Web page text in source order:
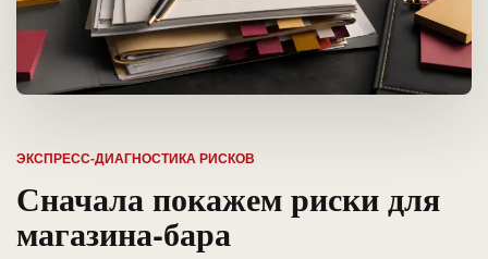
ЭКСПРЕСС-ДИАГНОСТИКА РИСКОВ
Сначала покажем риски для
магазина-бара